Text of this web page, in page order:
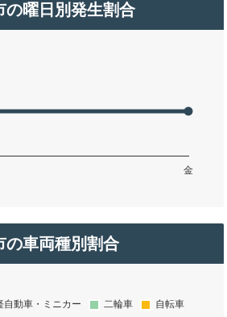
の曜日別発生割合
の車両種別割合